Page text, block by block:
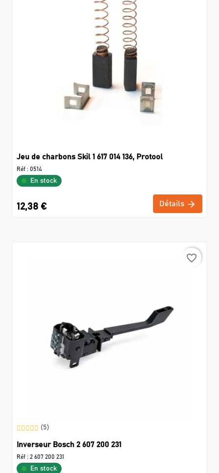
Jeu de charbons Skil 1 617 014 136, Protool
Réf : 0514
En stock
12,38 € Détails
favorite_border
(5)
Inverseur Bosch 2 607 200 231
Réf : 2 607 200 231
En stock